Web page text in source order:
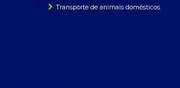
Transporte de animais domésticos